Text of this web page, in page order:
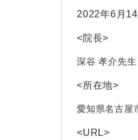
2022年6月
<院長>
深谷 孝介先生
<所在地>
愛知県名古屋
<URL>